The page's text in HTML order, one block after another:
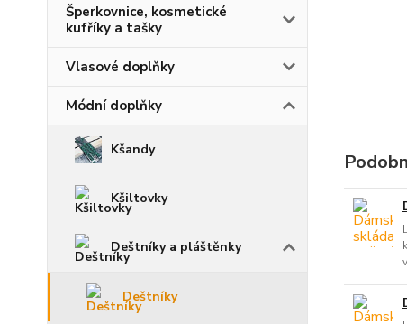
Šperkovnice, kosmetické
kufříky a tašky
Vlasové doplňky
Módní doplňky
Kšandy
Kšiltovky
Deštníky a pláštěnky
Deštníky